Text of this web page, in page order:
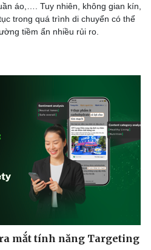
áo,…. Tuy nhiên, không gian kín,
trong quá trình di chuyển có thể
tiềm ẩn nhiều rủi ro.
mắt tính năng Targeting